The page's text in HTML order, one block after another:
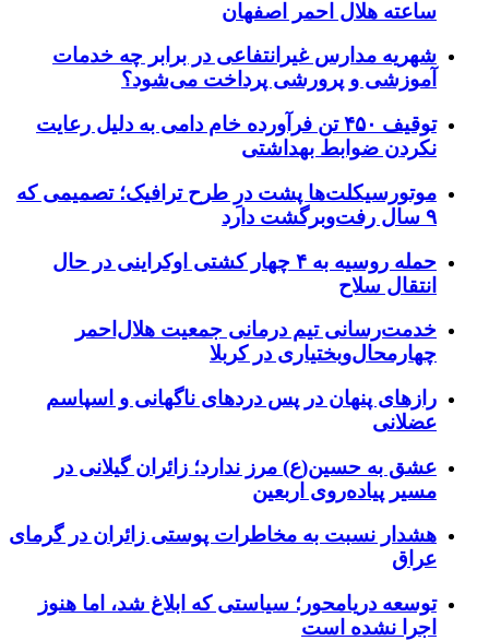
ساعته هلال احمر اصفهان
شهریه مدارس غیرانتفاعی در برابر چه خدمات
آموزشی و پرورشی پرداخت می‌شود؟
توقیف ۴۵۰ تن فرآورده خام دامی به دلیل رعایت
نکردن ضوابط بهداشتی
موتورسیکلت‌ها پشت درِ طرح ترافیک؛ تصمیمی که
۹ سال رفت‌وبرگشت دارد
حمله روسیه به ۴ چهار کشتی اوکراینی در حال
انتقال سلاح
خدمت‌رسانی تیم درمانی جمعیت هلال‌احمر
چهارمحال‌وبختیاری در کربلا
رازهای پنهان در پس دردهای ناگهانی و اسپاسم
عضلانی
عشق به حسین(ع) مرز ندارد؛ زائران گیلانی در
مسیر پیاده‌روی اربعین
هشدار نسبت به مخاطرات پوستی زائران در گرمای
عراق
توسعه دریامحور؛ سیاستی که ابلاغ شد، اما هنوز
اجرا نشده است